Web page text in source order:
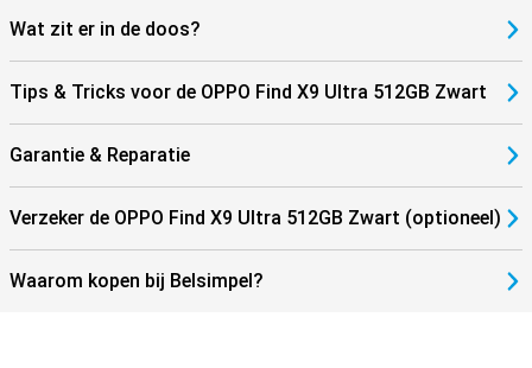
Wat zit er in de doos?
Tips & Tricks voor de OPPO Find X9 Ultra 512GB Zwart
Garantie & Reparatie
Verzeker de OPPO Find X9 Ultra 512GB Zwart (optioneel)
Waarom kopen bij Belsimpel?